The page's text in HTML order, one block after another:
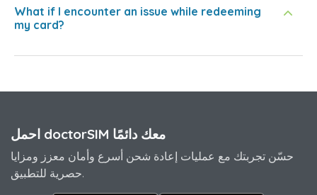
What if I encounter an issue while redeeming
my card?
احمل doctorSIM معك دائمًا
حسّن تجربتك مع عمليات إعادة شحن أسرع وأمان معزز ومزايا
حصرية للتطبيق.